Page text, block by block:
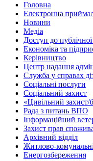
Головна
Електронна
Новини
Медіа
Доступ до публічної
Економіка та
Керівництво
Центр надання
Служба у справах
Соціальні послуги
Соціальний захист
«Цивільний захист/
Рада з питань ВПО
Інформаційний
Захист прав
Архівний відділ
Житлово-
Енергозбереження